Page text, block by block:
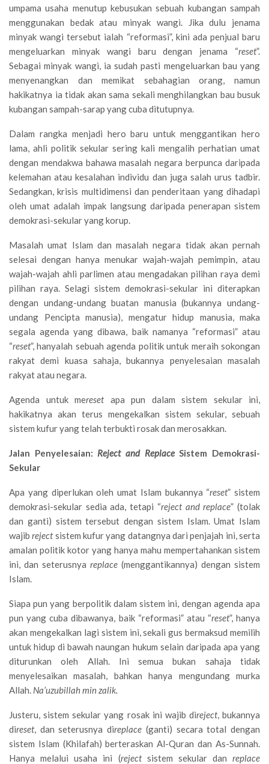
umpama usaha menutup kebusukan sebuah kubangan sampah
menggunakan bedak atau minyak wangi. Jika dulu jenama
minyak wangi tersebut ialah “reformasi”, kini ada penjual baru
mengeluarkan minyak wangi baru dengan jenama “reset”.
Sebagai minyak wangi, ia sudah pasti mengeluarkan bau yang
menyenangkan dan memikat sebahagian orang, namun
hakikatnya ia tidak akan sama sekali menghilangkan bau busuk
kubangan sampah-sarap yang cuba ditutupnya.
Dalam rangka menjadi hero baru untuk menggantikan hero
lama, ahli politik sekular sering kali mengalih perhatian umat
dengan mendakwa bahawa masalah negara berpunca daripada
kelemahan atau kesalahan individu dan juga salah urus tadbir.
Sedangkan, krisis multidimensi dan penderitaan yang dihadapi
oleh umat adalah impak langsung daripada penerapan sistem
demokrasi-sekular yang korup.
Masalah umat Islam dan masalah negara tidak akan pernah
selesai dengan hanya menukar wajah-wajah pemimpin, atau
wajah-wajah ahli parlimen atau mengadakan pilihan raya demi
pilihan raya. Selagi sistem demokrasi-sekular ini diterapkan
dengan undang-undang buatan manusia (bukannya undang-
undang Pencipta manusia), mengatur hidup manusia, maka
segala agenda yang dibawa, baik namanya “reformasi” atau
“reset”, hanyalah sebuah agenda politik untuk meraih sokongan
rakyat demi kuasa sahaja, bukannya penyelesaian masalah
rakyat atau negara.
Agenda untuk meresetapa pun dalam sistem sekular ini,
hakikatnya akan terus mengekalkan sistem sekular, sebuah
sistem kufur yang telah terbukti rosak dan merosakkan.
Jalan Penyelesaian: Reject and ReplaceSistem Demokrasi-
Sekular
Apa yang diperlukan oleh umat Islam bukannya “reset” sistem
demokrasi-sekular sedia ada, tetapi “reject and replace” (tolak
dan ganti) sistem tersebut dengan sistem Islam. Umat Islam
wajibrejectsistem kufur yang datangnya dari penjajah ini, serta
amalan politik kotor yang hanya mahu mempertahankan sistem
ini, dan seterusnya replace (menggantikannya) dengan sistem
Islam.
Siapa pun yang berpolitik dalam sistem ini, dengan agenda apa
pun yang cuba dibawanya, baik “reformasi” atau “reset”, hanya
akan mengekalkan lagi sistem ini, sekali gus bermaksud memilih
untuk hidup di bawah naungan hukum selain daripada apa yang
diturunkan oleh Allah. Ini semua bukan sahaja tidak
menyelesaikan masalah, bahkan hanya mengundang murka
Allah. Na’uzubillah min zalik.
Justeru, sistem sekular yang rosak ini wajib direject, bukannya
direset, dan seterusnya direplace (ganti) secara total dengan
sistem Islam (Khilafah) berteraskan Al-Quran dan As-Sunnah.
Hanya melalui usaha ini (rejectsistem sekular dan replace